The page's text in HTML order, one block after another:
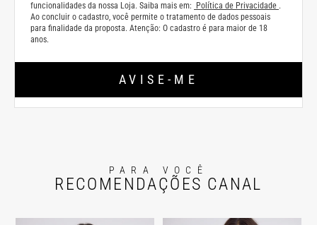
funcionalidades da nossa Loja. Saiba mais em:
Política de Privacidade .
Ao concluir o cadastro, você permite o tratamento de dados pessoais
para finalidade da proposta. Atenção: O cadastro é para maior de 18
anos.
AVISE-ME
PARA VOCÊ
RECOMENDAÇÕES CANAL